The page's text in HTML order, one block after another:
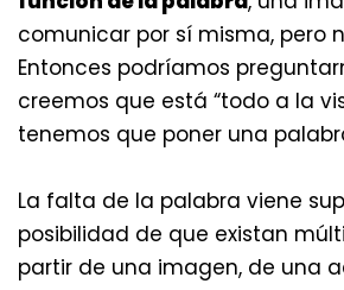
comunicar por sí misma, pero
Entonces podríamos
creemos que está “todo a la
tenemos que poner una
La falta de la palabra viene
posibilidad de que existan
partir de una imagen, de una